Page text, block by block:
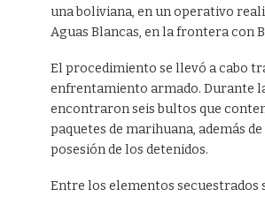
una boliviana, en un operativo
Aguas Blancas, en la frontera con
El procedimiento se llevó a cabo
enfrentamiento armado. Durante
encontraron seis bultos que
paquetes de marihuana, además
posesión de los detenidos.
Entre los elementos secuestrados